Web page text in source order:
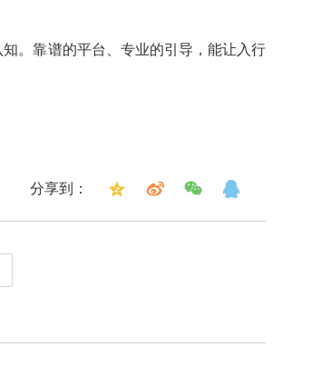
。靠谱的平台、专业的引导，能让入行
分享到：